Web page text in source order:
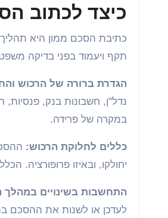
כיצד לכתוב
כתיבת הסכם ממון היא
תקף ויעמוד בפני בדיקה
הגדרת ברורה של הרכוש
נדל"ן, חשבונות בנק,
במקרה של פרידה.
כללים לחלוקת הרכוש:
יחולקו, ובאיזו פרופורציה.
התחשבות בשינויים במהלך
לעדכן או לשנות את ההסכם